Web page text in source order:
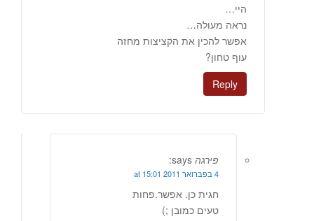
היי…
נראה מעולה…
אפשר להכין את הקציצות מחזה
עוף טחון?
Reply
פירגה says:
4 בפברואר 2011 at 15:01
חגית כן. אפשר.פחות
טעים כמובן ;)